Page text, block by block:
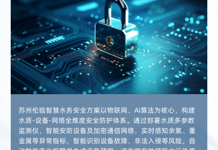
苏州伦晗智慧水务安全方案以物联网、AI算法为核心，构建
水质-设备-网络全维度安全防护体系。通过部署水质多参数
监测仪、智能安防设备及加密通信网络，实时感知余氯、重
金属等异常指标，智能识别设备故障、非法入侵等风险，自